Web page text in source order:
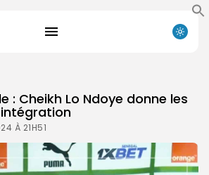
: Cheikh Lo Ndoye donne les
À 21H51